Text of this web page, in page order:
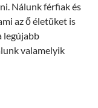
Nálunk férfiak és
az ő életüket is
legújabb
valamelyik